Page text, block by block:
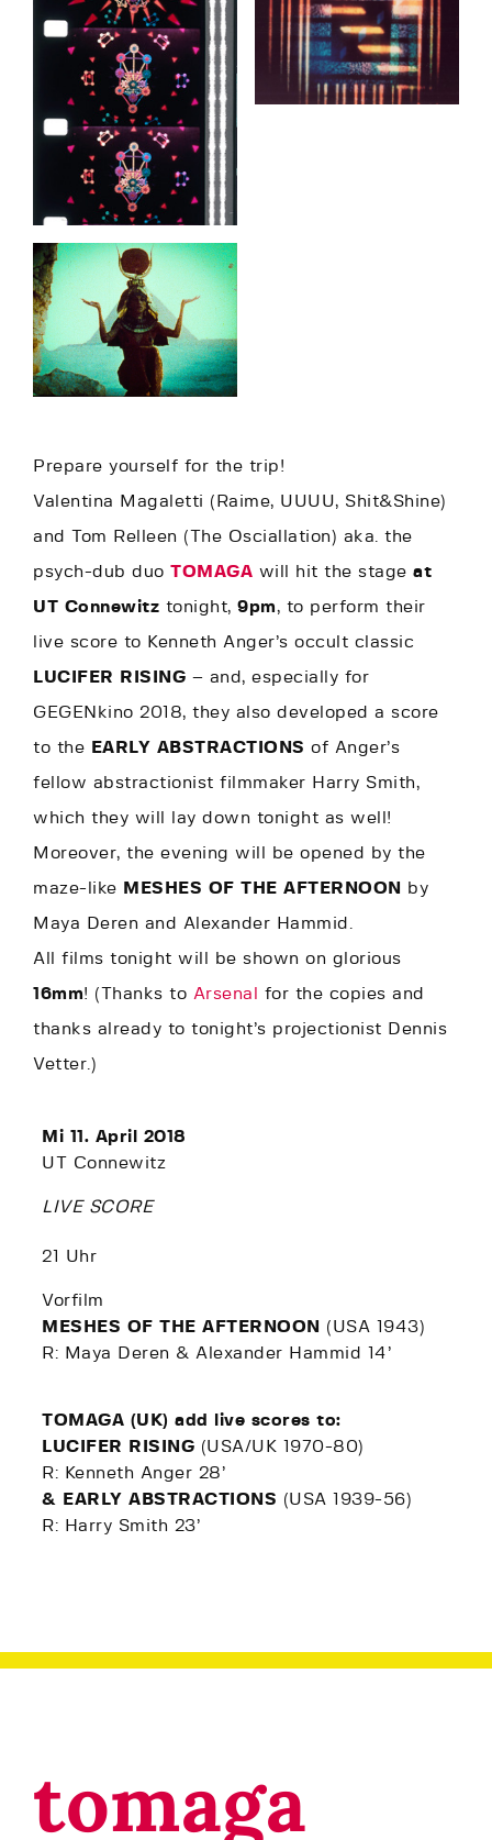
Prepare yourself for the trip!
Valentina Magaletti (Raime, UUUU, Shit&Shine)
and Tom Relleen (The Osciallation) aka. the
psych-dub duo TOMAGA will hit the stage at
UT Connewitz tonight, 9pm, to perform their
live score to Kenneth Anger’s occult classic
LUCIFER RISING – and, especially for
GEGENkino 2018, they also developed a score
to the EARLY ABSTRACTIONS of Anger’s
fellow abstractionist filmmaker Harry Smith,
which they will lay down tonight as well!
Moreover, the evening will be opened by the
maze-like MESHES OF THE AFTERNOON by
Maya Deren and Alexander Hammid.
All films tonight will be shown on glorious
16mm! (Thanks to Arsenal for the copies and
thanks already to tonight’s projectionist Dennis
Vetter.)
Mi 11. April 2018
UT Connewitz
LIVE SCORE
21 Uhr
Vorfilm
MESHES OF THE AFTERNOON (USA 1943)
R: Maya Deren & Alexander Hammid 14’
TOMAGA (UK) add live scores to:
LUCIFER RISING (USA/UK 1970-80)
R: Kenneth Anger 28’
& EARLY ABSTRACTIONS (USA 1939-56)
R: Harry Smith 23’
tomaga